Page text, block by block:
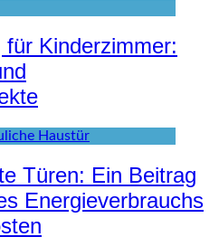
für Kinderzimmer:
Türen: Ein Beitrag
Energieverbrauchs